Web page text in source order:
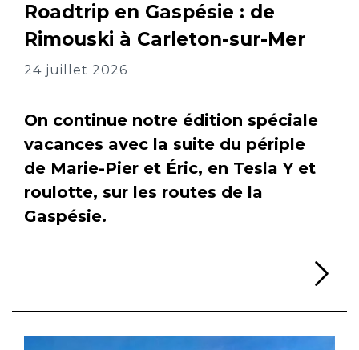
Roadtrip en Gaspésie : de
Rimouski à Carleton-sur-Mer
24 juillet 2026
On continue notre édition spéciale
vacances avec la suite du périple
de Marie-Pier et Éric, en Tesla Y et
roulotte, sur les routes de la
Gaspésie.